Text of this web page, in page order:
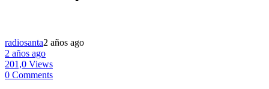
radiosanta2 años ago
2 años ago
201,0 Views
0 Comments